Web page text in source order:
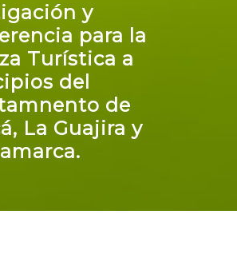
y
para la
Turística a
del
de
La Guajira y